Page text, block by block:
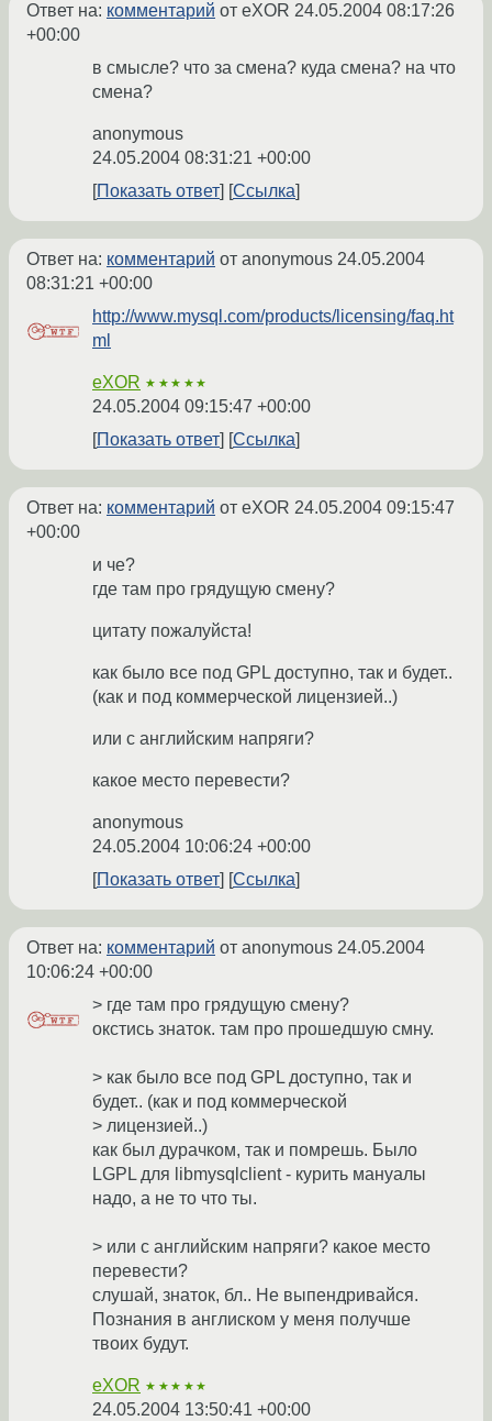
Ответ на: комментарий от eXOR 24.05.2004 08:17:26
+00:00
в смысле? что за смена? куда смена? на что
смена?
anonymous
24.05.2004 08:31:21 +00:00
Показать ответ
Ссылка
Ответ на: комментарий от anonymous 24.05.2004
08:31:21 +00:00
http://www.mysql.com/products/licensing/faq.ht
ml
eXOR ★★★★★
24.05.2004 09:15:47 +00:00
Показать ответ
Ссылка
Ответ на: комментарий от eXOR 24.05.2004 09:15:47
+00:00
и че?
где там про грядущую смену?
цитату пожалуйста!
как было все под GPL доступно, так и будет..
(как и под коммерческой лицензией..)
или с английским напряги?
какое место перевести?
anonymous
24.05.2004 10:06:24 +00:00
Показать ответ
Ссылка
Ответ на: комментарий от anonymous 24.05.2004
10:06:24 +00:00
> где там про грядущую смену?
окстись знаток. там про прошедшую смну.
> как было все под GPL доступно, так и
будет.. (как и под коммерческой
> лицензией..)
как был дурачком, так и помрешь. Было
LGPL для libmysqlclient - курить мануалы
надо, а не то что ты.
> или с английским напряги? какое место
перевести?
слушай, знаток, бл.. Не выпендривайся.
Познания в англиском у меня получше
твоих будут.
eXOR ★★★★★
24.05.2004 13:50:41 +00:00